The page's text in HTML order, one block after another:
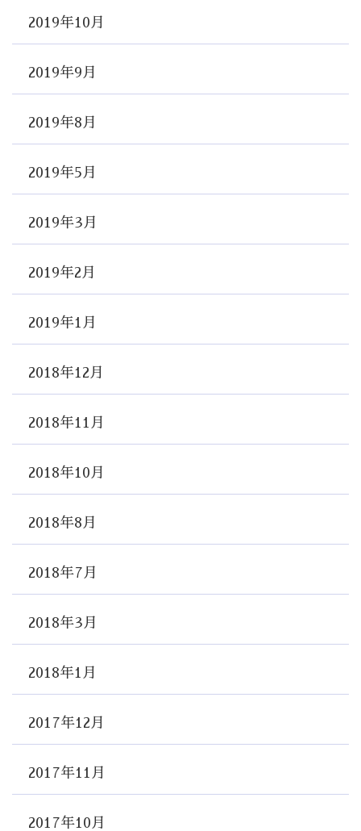
2019年10月
2019年9月
2019年8月
2019年5月
2019年3月
2019年2月
2019年1月
2018年12月
2018年11月
2018年10月
2018年8月
2018年7月
2018年3月
2018年1月
2017年12月
2017年11月
2017年10月